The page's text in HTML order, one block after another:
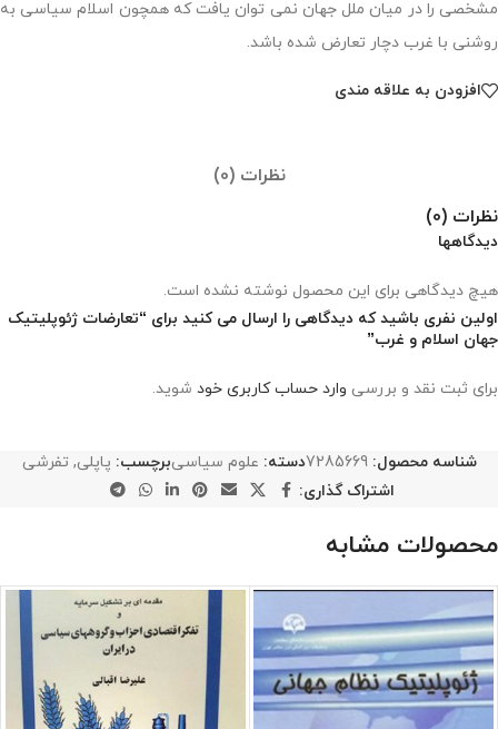
مشخصی را در میان ملل جهان نمی توان یافت که همچون اسلام سیاسی به
روشنی با غرب دچار تعارض شده باشد.
افزودن به علاقه مندی
نظرات (0)
نظرات (0)
دیدگاهها
هیچ دیدگاهی برای این محصول نوشته نشده است.
اولین نفری باشید که دیدگاهی را ارسال می کنید برای “تعارضات ژئوپلیتیک
جهان اسلام و غرب”
برای ثبت نقد و بررسی وارد حساب کاربری خود شوید.
شناسه محصول:7285669دسته: علوم سیاسیبرچسب: پاپلی, تفرشی
اشتراک گذاری:
محصولات مشابه